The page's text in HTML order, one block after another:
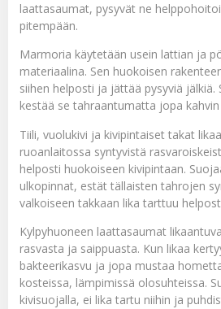
laattasaumat, pysyvät ne
pitempään.
Marmoria käytetään usein lattian ja
materiaalina. Sen huokoisen
siihen helposti ja jättää pysyviä
kestää se tahraantumatta jopa
Tiili, vuolukivi ja kivipintaiset takat
ruoanlaitossa syntyvistä
helposti huokoiseen kivipintaan.
ulkopinnat, estät tällaisten tahrojen
valkoiseen takkaan lika tarttuu
Kylpyhuoneen laattasaumat
rasvasta ja saippuasta. Kun likaa
bakteerikasvu ja jopa mustaa
kosteissa, lämpimissä olosuhteissa.
kivisuojalla, ei lika tartu niihin ja